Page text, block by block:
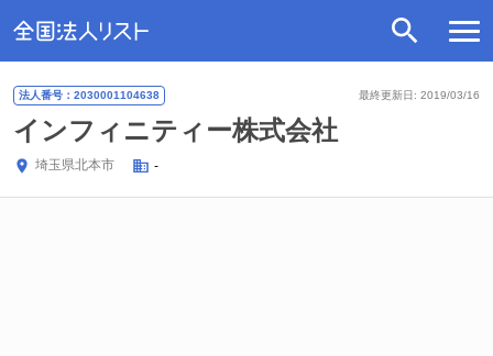
最終更新日: 2019/03/16
法人番号：2030001104638
インフィニティー株式会社
埼玉県北本市 -